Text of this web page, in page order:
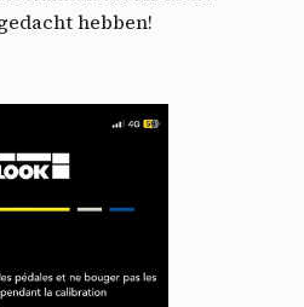
hebben!